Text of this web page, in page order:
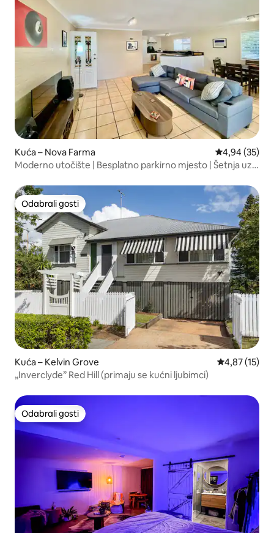
Kuća – Nova Farma Prosječna
4,94 (35)
Moderno utočište | Besplatno parkirno mjesto | Šetnja uz
Odabrali gosti
Odabrali gosti
Kuća – Kelvin Grove Prosječna
4,87 (15)
„Inverclyde” Red Hill (primaju se kućni ljubimci)
Odabrali gosti
Odabrali gosti